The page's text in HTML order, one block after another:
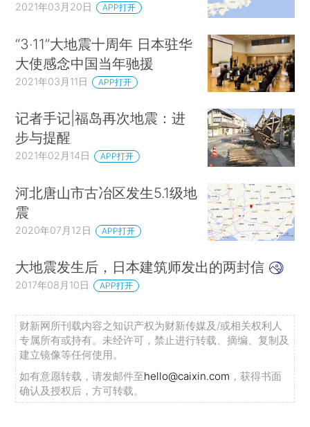
2021年03月20日 APP打开
“3‧11”大地震十周年 日本驻华
大使感念中国当年驰援
2021年03月11日 APP打开
记者手记|福岛再次地震：进
步与提醒
2021年02月14日 APP打开
河北唐山市古冶区发生5.1级地
震
2020年07月12日 APP打开
大地震发生后，日本建筑师发出的两封信
2017年08月10日 APP打开
财新网所刊载内容之知识产权为财新传媒及/或相关权利人
专属所有或持有。未经许可，禁止进行转载、摘编、复制及
建立镜像等任何使用。
如有意愿转载，请发邮件至hello@caixin.com ，获得书面
确认及授权后，方可转载。